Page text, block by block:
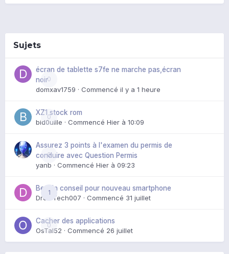
Sujets
0
écran de tablette s7fe ne marche pas,écran
noir
domxav1759 · Commencé il y a 1 heure
0
XZ1 stock rom
bid0uille · Commencé Hier à 10:09
0
Assurez 3 points à l'examen du permis de
conduire avec Question Permis
yanb · Commencé Hier à 09:23
1
Besoin conseil pour nouveau smartphone
DroidTech007 · Commencé 31 juillet
0
Cacher des applications
OsTal52 · Commencé 26 juillet